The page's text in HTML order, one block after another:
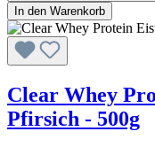
In den Warenkorb
Clear Whey
Pfirsich - 500g